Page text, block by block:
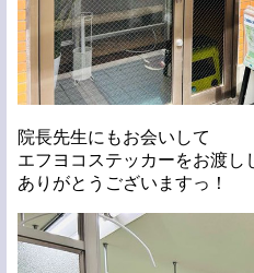
院長先生にもお会いして
エフヨコステッカーをお渡し
ありがとうございますっ！